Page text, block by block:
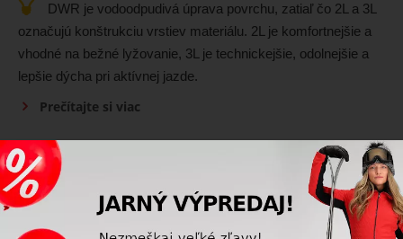
DWR je vodoodpudivá úprava povrchu, zatiaľ čo 2L a 3L
označujú konštrukciu vrstiev materiálu. 2L je komfortnejšie a
vhodné na bežné lyžovanie, 3L je technickejšie, odolnejšie a
lepšie dýcha pri aktívnej jazde.
Prečítajte si viac
Lyžiarske oblečenie
Ako si vybrať lyžiarsku bundu podľa úrovne jazdy
(začiatočníci, pokročilí)?